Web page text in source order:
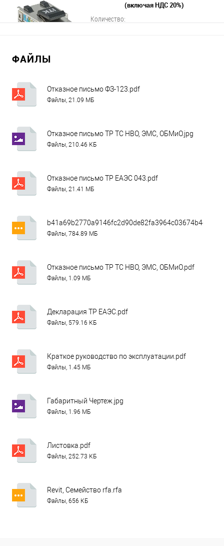
(включая НДС 20%)
Количество:
Подробнее
ФАЙЛЫ
Отказное письмо ФЗ-123.pdf
Файлы, 21.09 МБ
Отказное письмо ТР ТС НВО, ЭМС, ОБМиО.jpg
Файлы, 210.46 КБ
Отказное письмо ТР ЕАЭС 043.pdf
Файлы, 21.41 МБ
Файлы, 784.89 МБ
Отказное письмо ТР ТС НВО, ЭМС, ОБМиО.pdf
Файлы, 1.09 МБ
Декларация ТР ЕАЭС.pdf
Файлы, 579.16 КБ
Краткое руководство по эксплуатации.pdf
Файлы, 1.45 МБ
Габаритный Чертеж.jpg
Файлы, 1.96 МБ
Листовка.pdf
Файлы, 252.73 КБ
Revit, Семейство rfa.rfa
Файлы, 656 КБ